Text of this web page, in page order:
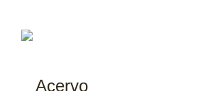
Acervo